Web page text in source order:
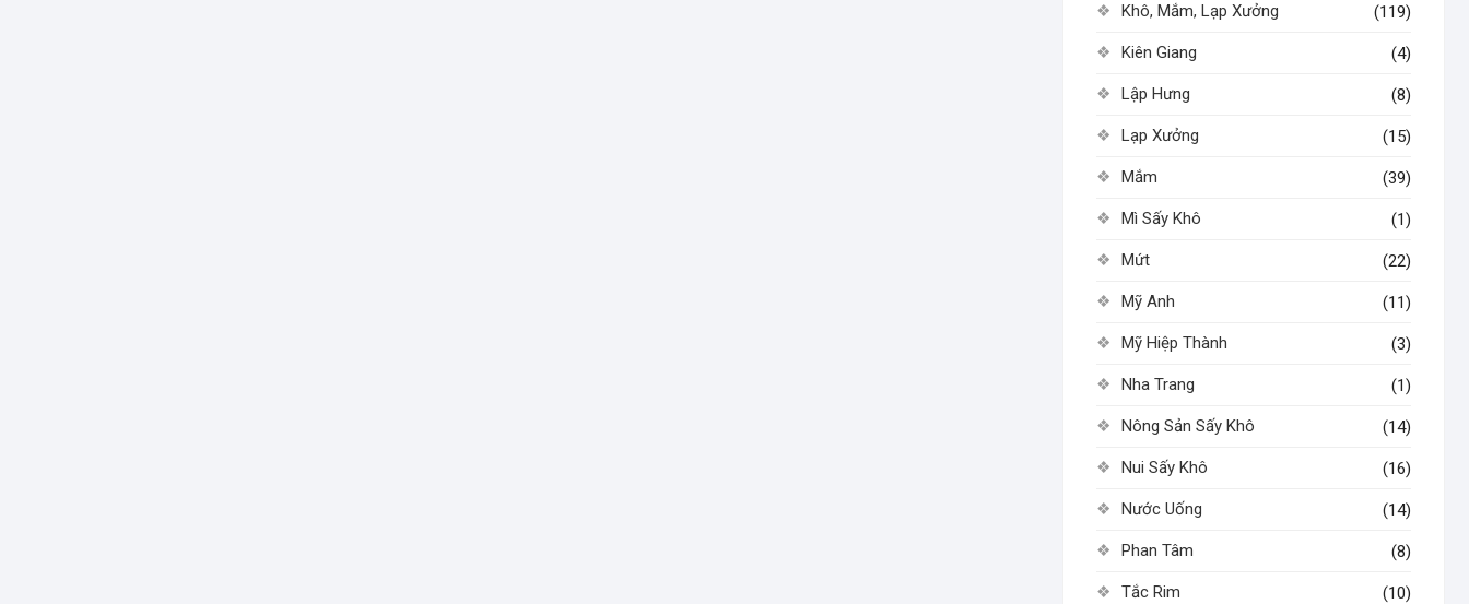
Khô, Mắm, Lạp Xưởng (119)
Kiên Giang (4)
Lập Hưng (8)
Lạp Xưởng (15)
Mắm (39)
Mì Sấy Khô (1)
Mứt (22)
Mỹ Anh (11)
Mỹ Hiệp Thành (3)
Nha Trang (1)
Nông Sản Sấy Khô (14)
Nui Sấy Khô (16)
Nước Uống (14)
Phan Tâm (8)
Tắc Rim (10)